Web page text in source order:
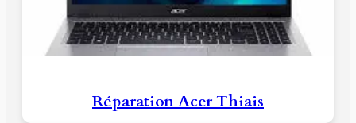
Réparation Acer Thiais